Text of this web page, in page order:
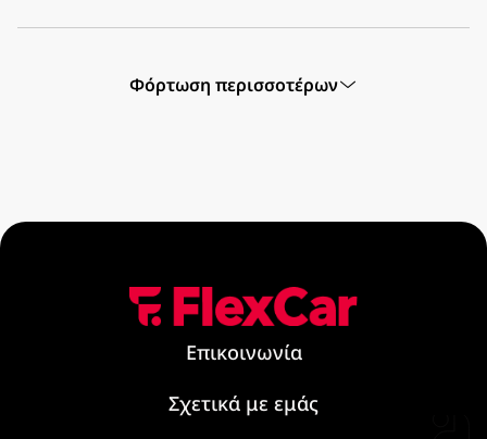
Φόρτωση περισσοτέρων
Επικοινωνία
Σχετικά με εμάς